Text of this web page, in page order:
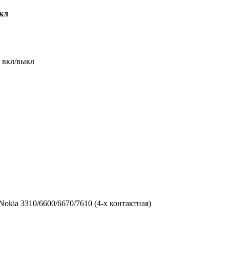
вкл/выкл
3310/6600/6670/7610 (4-х контактная)